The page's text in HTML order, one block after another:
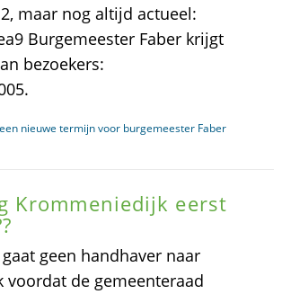
maar nog altijd actueel:
Burgemeester Faber krijgt
bezoekers:
nieuwe termijn voor burgemeester Faber
Krommeniedijk eerst
gaat geen handhaver naar
voordat de gemeenteraad